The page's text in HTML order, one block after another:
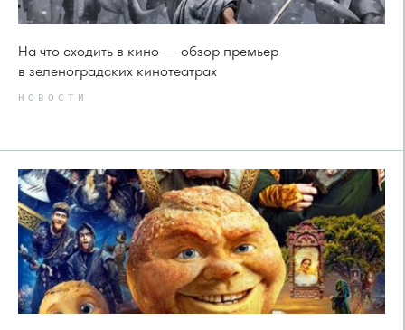
На что сходить в кино — обзор премьер
в зеленоградских кинотеатрах
НОВОСТИ